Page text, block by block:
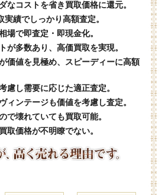
なコストを省き買取価格に還元。
績でしっかり高額査定。
場で即査定・即現金化。
が多数あり、高価買取を実現。
価値を見極め、スピーディーに高額
慮し需要に応じた適正査定。
ィンテージも価値を考慮し査定。
で壊れていても買取可能。
取価格が不明瞭でない。